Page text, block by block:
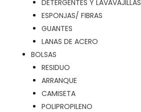
DETERGENTES Y LAVAVAJILLAS
ESPONJAS/ FIBRAS
GUANTES
LANAS DE ACERO
BOLSAS
RESIDUO
ARRANQUE
CAMISETA
POLIPROPILENO